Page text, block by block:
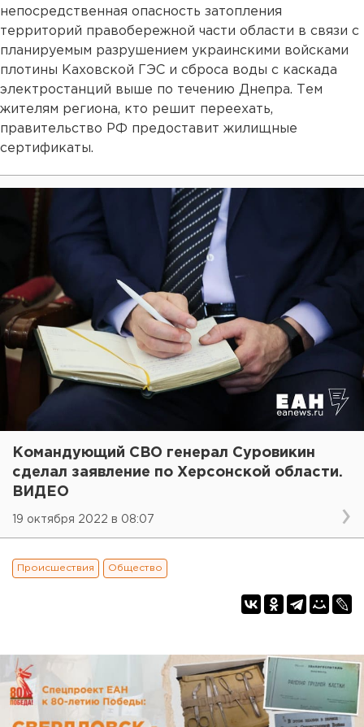
непосредственная опасность затопления
территорий правобережной части области в связи с
планируемым разрушением украинскими войсками
плотины Каховской ГЭС и сброса воды с каскада
электростанций выше по течению Днепра. Тем
жителям региона, кто решит переехать,
правительство РФ предоставит жилищные
сертификаты.
Командующий СВО генерал Суровикин
сделал заявление по Херсонской области.
ВИДЕО
19 октября 2022 в 08:07
Происшествия Общество